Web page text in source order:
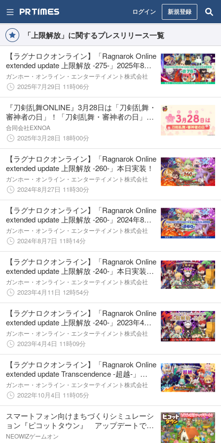
ログイン 新規登録
「上限解放」に関するプレスリリース一覧
【ラグナロクオンライン】「Ragnarok Online
extended update 上限解放 -275-」2025年8月
26日（火）実装決定！
ガンホー・オンライン・エンターテイメント株式会社
2025年7月29日 11時06分
『刀剣乱舞ONLINE』3月28日は「刀剣乱舞・
審神者の日」！「刀剣乱舞・審神者の日」を
記念したキャンペーンの開催や機能の追加と
アップデートを実施！月額サービス「本丸刀
剣保存会」も新たに開始！
合同会社EXNOA
2025年3月28日 18時00分
【ラグナロクオンライン】「Ragnarok Online
extended update 上限解放 -260-」本日実装！
ガンホー・オンライン・エンターテイメント株式会社
2024年8月27日 11時30分
【ラグナロクオンライン】「Ragnarok Online
extended update 上限解放 -260-」2024年8月
27日（火）実装決定！
ガンホー・オンライン・エンターテイメント株式会社
2024年8月7日 11時14分
【ラグナロクオンライン】「Ragnarok Online
extended update 上限解放 -240-」本日実装＆
記念イベントがスタート！
ガンホー・オンライン・エンターテイメント株式会社
2023年4月11日 12時54分
【ラグナロクオンライン】「Ragnarok Online
extended update 上限解放 -240-」2023年4月
11日（火）実装決定！
ガンホー・オンライン・エンターテイメント株式会社
2023年4月4日 11時09分
【ラグナロクオンライン】「Ragnarok Online
extended update Transcendence -超越-」
BaseLv200解放アップデート本日実装！
ガンホー・オンライン・エンターテイメント株式会社
2022年10月4日 11時05分
スマートフォン向けまちづくりシミュレーシ
ョン『ピコットタウン』 アップデートでさ
らに広がるピコットワールド！城主レベル、
NEOWIZゲームオン